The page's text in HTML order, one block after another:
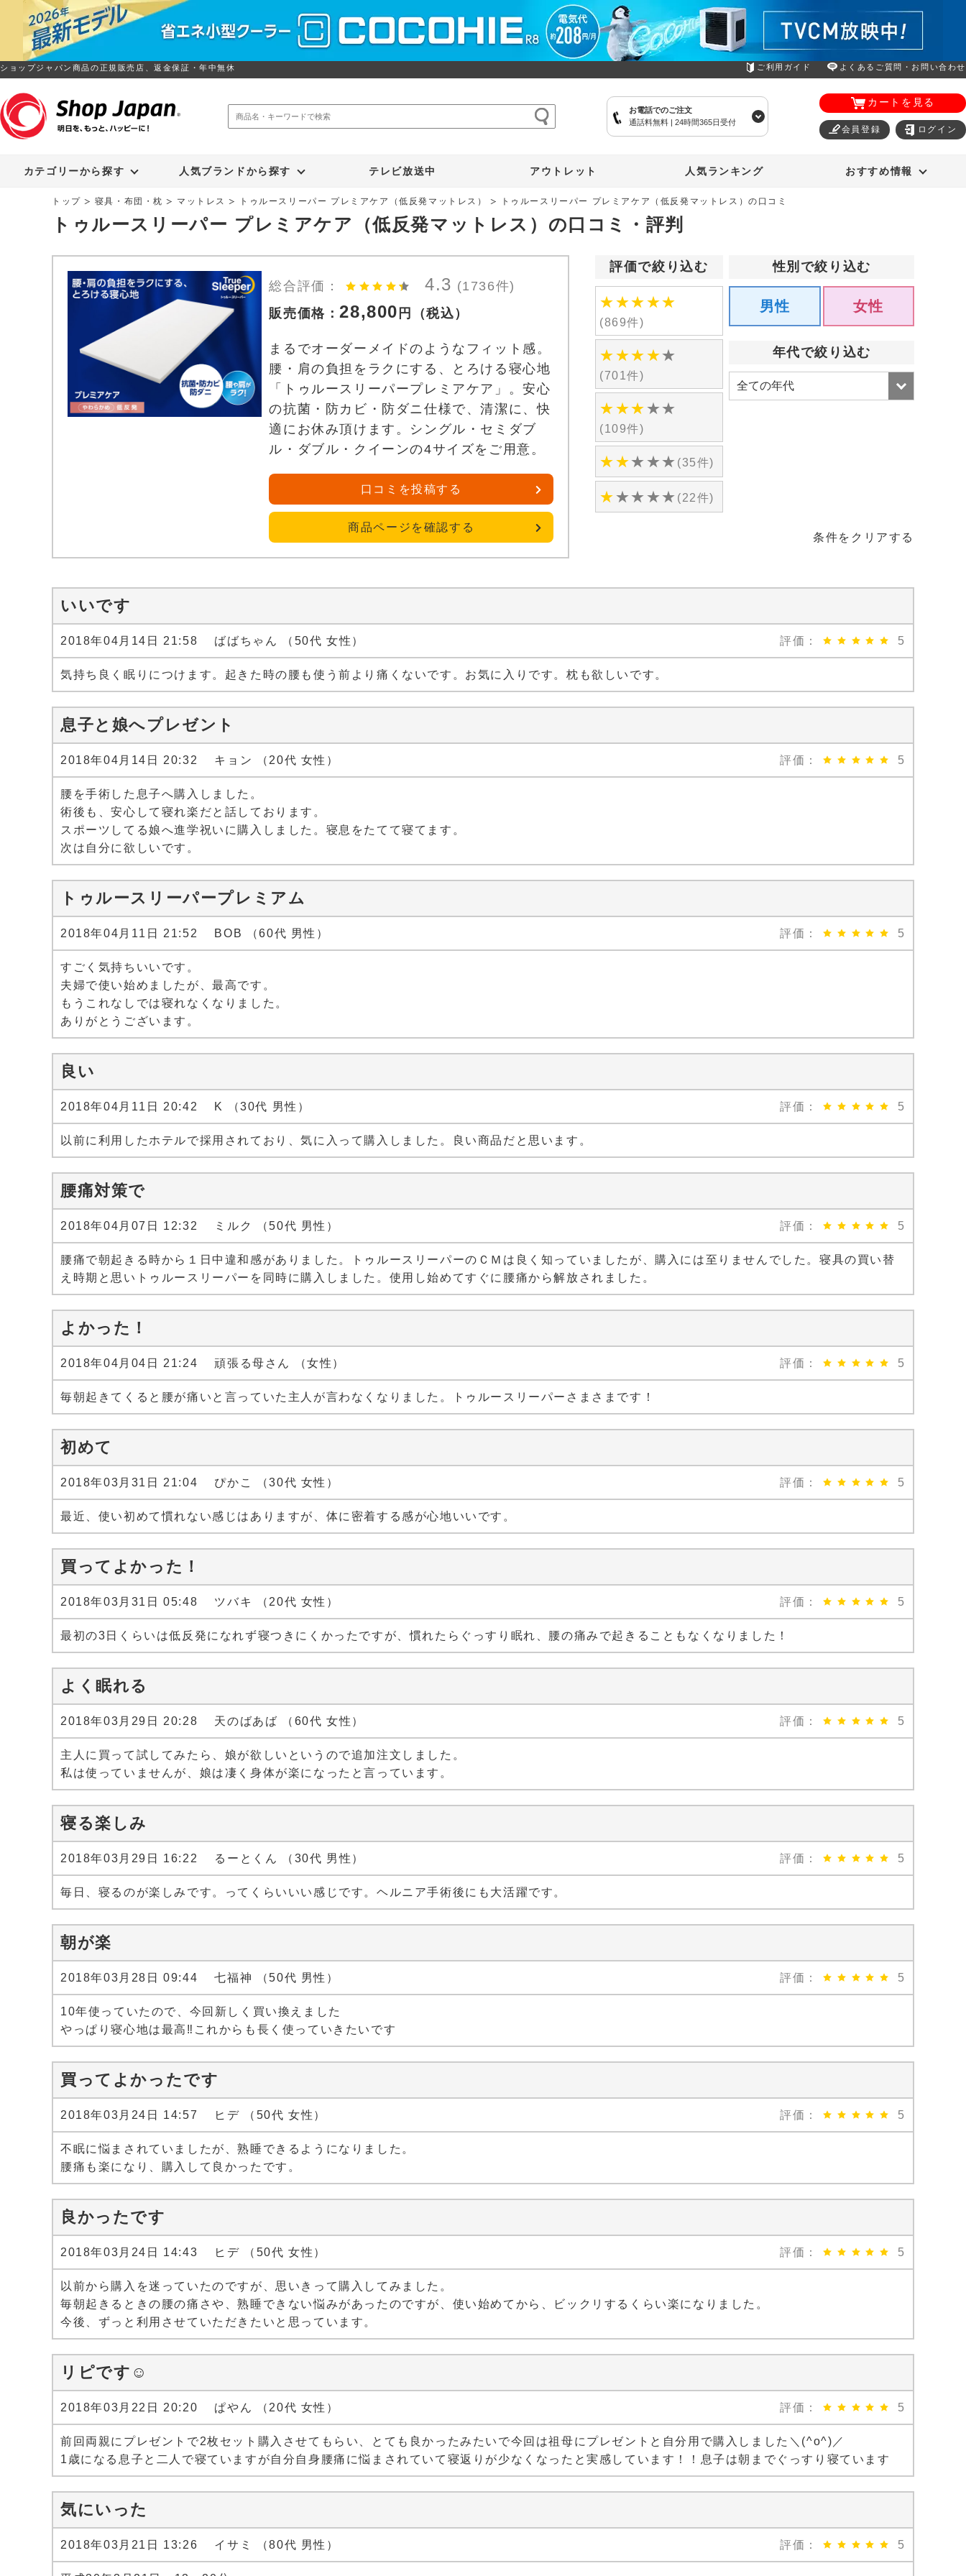
ショップジャパン商品の正規販売店、返金保証・年中無休 ご利用ガイド よくあるご質問・お問い合わせ
お電話でのご注文
通話料無料 | 24時間365日受付
カートを見る
会員登録 ログイン
カテゴリーから探す 人気ブランドから探す テレビ放送中 アウトレット 人気ランキング おすすめ情報
トップ 寝具・布団・枕 マットレス トゥルースリーパー プレミアケア（低反発マットレス） トゥルースリーパー プレミアケア（低反発マットレス）の口コミ
トゥルースリーパー プレミアケア（低反発マットレス）の口コミ・評判
総合評価： 4.3 (1736件)
販売価格：28,800 円 （税込）
まるでオーダーメイドのようなフィット感。
腰・肩の負担をラクにする、とろける寝心地
「トゥルースリーパープレミアケア」。安心
の抗菌・防カビ・防ダニ仕様で、清潔に、快
適にお休み頂けます。シングル・セミダブ
ル・ダブル・クイーンの4サイズをご用意。
口コミを投稿する
商品ページを確認する
評価で絞り込む
★★★★★
(869件)
★★★★★
(701件)
★★★★★
(109件)
★★★★★ (35件)
★★★★★ (22件)
性別で絞り込む
男性 女性
年代で絞り込む
条件をクリアする
いいです
2018年04月14日 21:58 ばばちゃん （50代 女性） 評価： 5
気持ち良く眠りにつけます。起きた時の腰も使う前より痛くないです。お気に入りです。枕も欲しいです。
息子と娘へプレゼント
2018年04月14日 20:32 キョン （20代 女性） 評価： 5
腰を手術した息子へ購入しました。
術後も、安心して寝れ楽だと話しております。
スポーツしてる娘へ進学祝いに購入しました。寝息をたてて寝てます。
次は自分に欲しいです。
トゥルースリーパープレミアム
2018年04月11日 21:52 BOB （60代 男性） 評価： 5
すごく気持ちいいです。
夫婦で使い始めましたが、最高です。
もうこれなしでは寝れなくなりました。
ありがとうございます。
良い
2018年04月11日 20:42 K （30代 男性） 評価： 5
以前に利用したホテルで採用されており、気に入って購入しました。良い商品だと思います。
腰痛対策で
2018年04月07日 12:32 ミルク （50代 男性） 評価： 5
腰痛で朝起きる時から１日中違和感がありました。トゥルースリーパーのＣＭは良く知っていましたが、購入には至りませんでした。寝具の買い替
え時期と思いトゥルースリーパーを同時に購入しました。使用し始めてすぐに腰痛から解放されました。
よかった！
2018年04月04日 21:24 頑張る母さん （女性） 評価： 5
毎朝起きてくると腰が痛いと言っていた主人が言わなくなりました。トゥルースリーパーさまさまです！
初めて
2018年03月31日 21:04 ぴかこ （30代 女性） 評価： 5
最近、使い初めて慣れない感じはありますが、体に密着する感が心地いいです。
買ってよかった！
2018年03月31日 05:48 ツバキ （20代 女性） 評価： 5
最初の3日くらいは低反発になれず寝つきにくかったですが、慣れたらぐっすり眠れ、腰の痛みで起きることもなくなりました！
よく眠れる
2018年03月29日 20:28 天のばあば （60代 女性） 評価： 5
主人に買って試してみたら、娘が欲しいというので追加注文しました。
私は使っていませんが、娘は凄く身体が楽になったと言っています。
寝る楽しみ
2018年03月29日 16:22 るーとくん （30代 男性） 評価： 5
毎日、寝るのが楽しみです。ってくらいいい感じです。ヘルニア手術後にも大活躍です。
朝が楽
2018年03月28日 09:44 七福神 （50代 男性） 評価： 5
10年使っていたので、今回新しく買い換えました
やっぱり寝心地は最高‼️これからも長く使っていきたいです
買ってよかったです
2018年03月24日 14:57 ヒデ （50代 女性） 評価： 5
不眠に悩まされていましたが、熟睡できるようになりました。
腰痛も楽になり、購入して良かったです。
良かったです
2018年03月24日 14:43 ヒデ （50代 女性） 評価： 5
以前から購入を迷っていたのですが、思いきって購入してみました。
毎朝起きるときの腰の痛さや、熟睡できない悩みがあったのですが、使い始めてから、ビックリするくらい楽になりました。
今後、ずっと利用させていただきたいと思っています。
リピです☺
2018年03月22日 20:20 ぱやん （20代 女性） 評価： 5
前回両親にプレゼントで2枚セット購入させてもらい、とても良かったみたいで今回は祖母にプレゼントと自分用で購入しました＼(^o^)／
1歳になる息子と二人で寝ていますが自分自身腰痛に悩まされていて寝返りが少なくなったと実感しています！！息子は朝までぐっすり寝ています
気にいった
2018年03月21日 13:26 イサミ （80代 男性） 評価： 5